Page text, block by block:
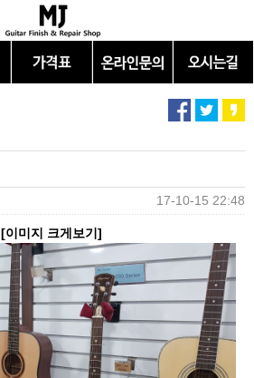
17-10-15 22:48
[이미지 크게보기]